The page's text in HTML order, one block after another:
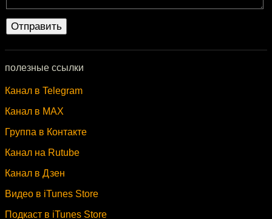
полезные ссылки
Канал в Telegram
Канал в MAX
Группа в Контакте
Канал на Rutube
Канал в Дзен
Видео в iTunes Store
Подкаст в iTunes Store